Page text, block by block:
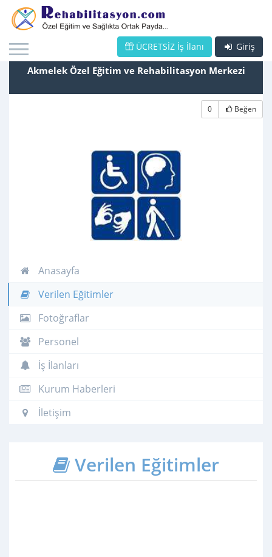
Giriş
ÜCRETSİZ İş İlanı
Akmelek Özel Eğitim ve Rehabilitasyon Merkezi
0 Beğen
Anasayfa
Verilen Eğitimler
Fotoğraflar
Personel
İş İlanları
Kurum Haberleri
İletişim
Verilen Eğitimler